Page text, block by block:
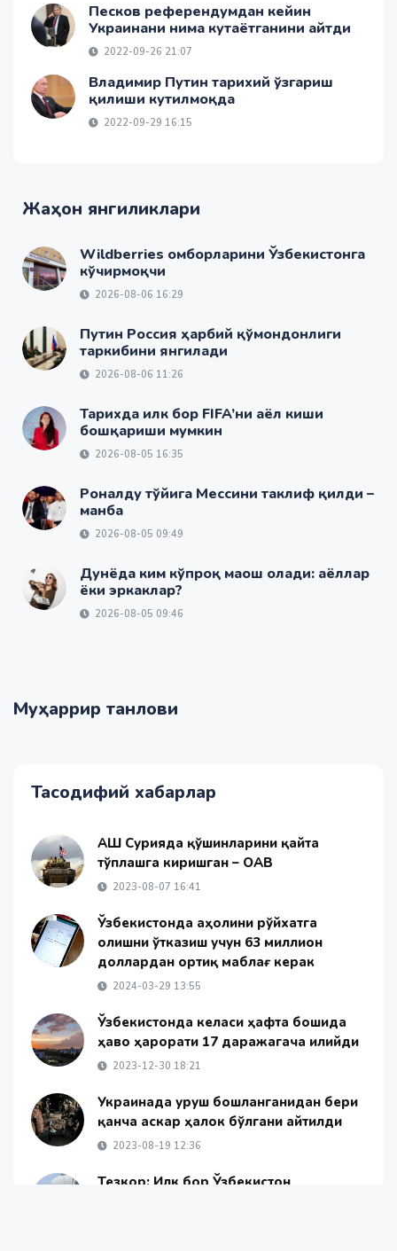
Песков референдумдан кейин
Украинани нима кутаётганини айтди
2022-09-26 21:07
Владимир Путин тарихий ўзгариш
қилиши кутилмоқда
2022-09-29 16:15
Жаҳон янгиликлари
Wildberries омборларини Ўзбекистонга
кўчирмоқчи
2026-08-06 16:29
Путин Россия ҳарбий қўмондонлиги
таркибини янгилади
2026-08-06 11:26
Тарихда илк бор FIFA’ни аёл киши
бошқариши мумкин
2026-08-05 16:35
Роналду тўйига Мессини таклиф қилди –
манба
2026-08-05 09:49
Дунёда ким кўпроқ маош олади: аёллар
ёки эркаклар?
2026-08-05 09:46
Муҳаррир танлови
Тасодифий хабарлар
АҚШ Сурияда қўшинларини қайта
тўплашга киришган – ОАВ
2023-08-07 16:41
Ўзбекистонда аҳолини рўйхатга
олишни ўтказиш учун 63 миллион
доллардан ортиқ маблағ керак
2024-03-29 13:55
Ўзбекистонда келаси ҳафта бошида
ҳаво ҳарорати 17 даражагача илийди
2023-12-30 18:21
Украинада уруш бошланганидан бери
қанча аскар ҳалок бўлгани айтилди
2023-08-19 12:36
Тезкор: Илк бор Ўзбекистон